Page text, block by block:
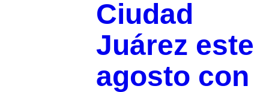
Ciudad
Juárez este
agosto con